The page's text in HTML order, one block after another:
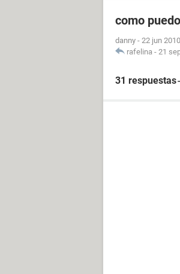
como
danny - 22 jun
rafelina - 21
31 respuestas